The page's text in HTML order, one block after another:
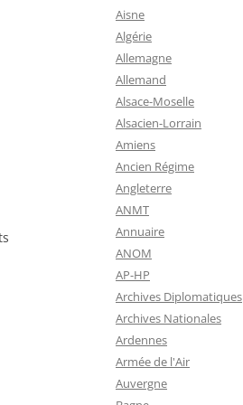
SUR-MER : BOURREAU ROBERT
JOSEPH CLÉMENT (1918-1944)
CIMETIÈRE DE SAINTE-MARIE-SUR-
MER (44) : PHILIPPE RENÉ MARIE
LARAISON (1936-1960)
CIMETIÈRE DE SAINTE-MARIE-SUR-
MER (44) : COLONEL BABONNEAU
RENÉ LOUIS PIERRE (1904-1965)
CIMETIÈRE DE SAINTE-MARIE-SUR-
MER (44) : JEAN AUBINEAU (1910-
1996) ANCIEN DÉPORTÉ DE
Aisne
Algérie
Allemagne
Allemand
Alsace-Moselle
Alsacien-Lorrain
Amiens
Ancien Régime
Angleterre
ANMT
Annuaire
ANOM
AP-HP
Archives Diplomatiques
Archives Nationales
Ardennes
Armée de l'Air
Auvergne